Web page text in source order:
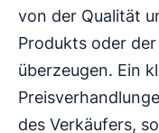
von der Qualität
Produkts oder
überzeugen. Ein
des Verkäufers,